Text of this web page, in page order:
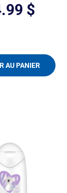
$
AU PANIER